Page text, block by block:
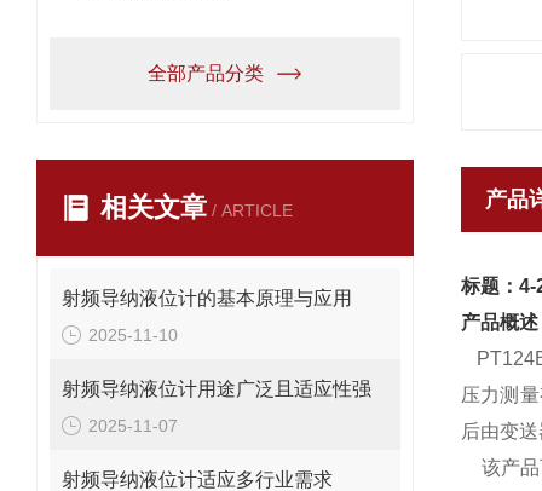
全部产品分类
相关文章 / ARTICLE
射频导纳液位计的基本原理与应用
2025-11-10
射频导纳液位计用途广泛且适应性强
2025-11-07
射频导纳液位计适应多行业需求
产品
标题：4-
产品概述
压力测
后由变
该产品